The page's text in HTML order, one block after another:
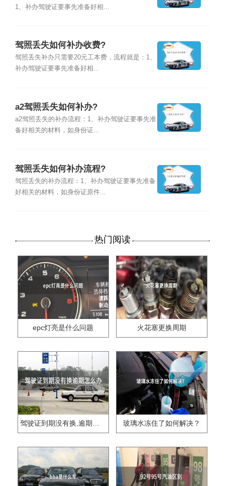
1、补办驾驶证要事先准备好相...
驾照丢失如何补办收费?
驾照丢失补办只需要20元工本费，流程就是：1、
补办驾驶证要事先准备好相...
a2驾照丢失如何补办?
a2驾照丢失的补办流程：1、补办驾驶证要事先准
备好相关的材料，如身份证...
驾照丢失如何补办流程?
驾照丢失的补办流程：1、补办驾驶证要事先准备
好相关的材料，如身份证原件...
热门阅读
epc灯亮是什么问题 火花塞更换周期
驾驶证到期没有换,逾期怎么办?? 玻璃水冻住了如何解决？